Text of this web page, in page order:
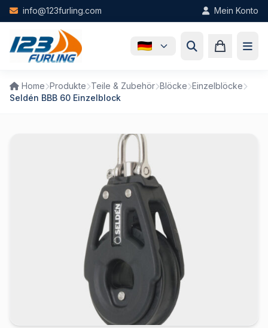
Skip to main content
info@123furling.com Mein Konto
Home Produkte Teile & Zubehör Blöcke Einzelblöcke
Seldén BBB 60 Einzelblock